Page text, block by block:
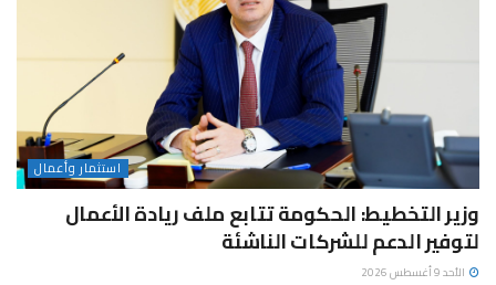
استثمار وأعمال
وزير التخطيط: الحكومة تتابع ملف ريادة الأعمال
لتوفير الدعم للشركات الناشئة
الأحد 9 أغسطس 2026